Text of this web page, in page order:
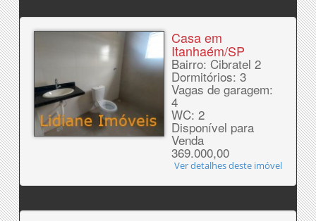
Casa em
Itanhaém/SP
Bairro: Cibratel 2
Dormitórios: 3
Vagas de garagem:
4
WC: 2
Disponível para
Venda
369.000,00
Ver detalhes deste imóvel